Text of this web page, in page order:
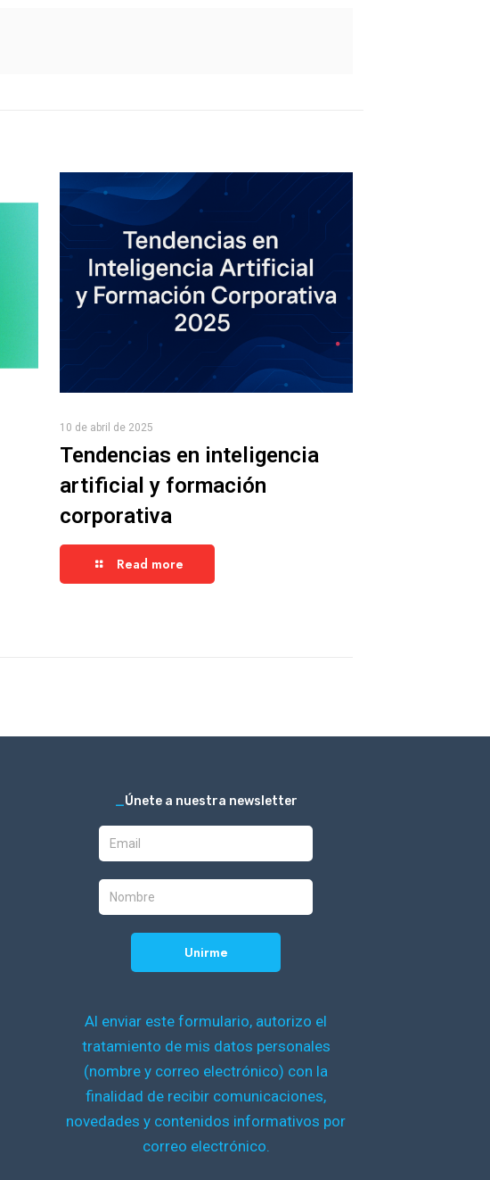
10 de abril de 2025
Tendencias en inteligencia
artificial y formación
corporativa
Read more
_Únete a nuestra newsletter
Al enviar este formulario, autorizo el
tratamiento de mis datos personales
(nombre y correo electrónico) con la
finalidad de recibir comunicaciones,
novedades y contenidos informativos por
correo electrónico.